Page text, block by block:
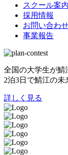
スクール案内
採用情報
お問い合わ
事業報告
全国の大学生が鯖
2泊3日で鯖江の未
詳しく見る